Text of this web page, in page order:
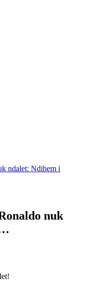
ndalet: Ndihem i
nuk